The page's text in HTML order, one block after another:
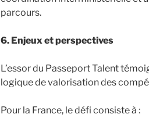
parcours.
6. Enjeux et perspectives
L’essor du Passeport Talent
logique de valorisation des
Pour la France, le défi consiste à :